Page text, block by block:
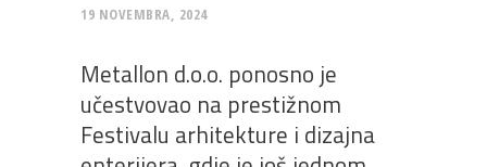
19 NOVEMBRA, 2024
Metallon d.o.o. ponosno je
učestvovao na prestižnom
Festivalu arhitekture i dizajna